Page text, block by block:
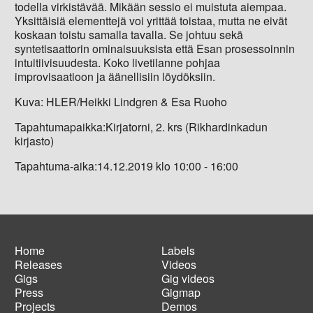
todella virkistävää. Mikään sessio ei muistuta aiempaa.
Yksittäisiä elementtejä voi yrittää toistaa, mutta ne eivät
koskaan toistu samalla tavalla. Se johtuu sekä
syntetisaattorin ominaisuuksista että Esan prosessoinnin
intuitiivisuudesta. Koko livetilanne pohjaa
improvisaatioon ja äänellisiin löydöksiin.
Kuva: HLER/Heikki Lindgren & Esa Ruoho
Tapahtumapaikka:Kirjatorni, 2. krs (Rikhardinkadun
kirjasto)
Tapahtuma-aika:14.12.2019 klo 10:00 - 16:00
Main
navigation
Home
Releases
Gigs
Press
Projects
Footer
menu
Labels
Videos
Gig videos
Gigmap
Demos